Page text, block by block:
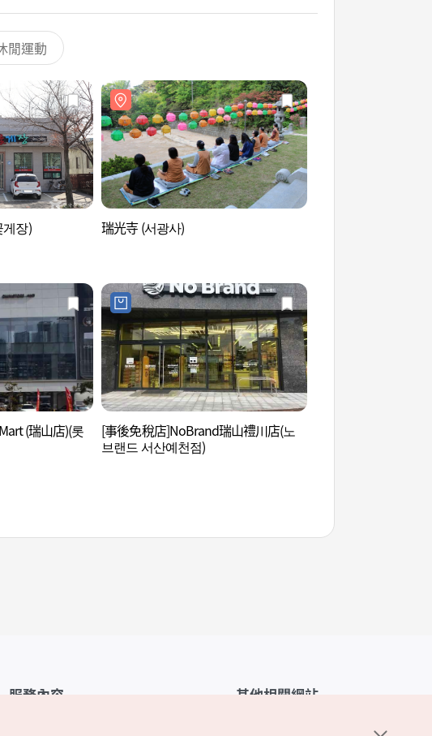
閒運動
장) 瑞光寺 (서광사)
(瑞山店)(롯
[事後免稅店]NoBrand瑞山禮川店(노
브랜드 서산예천점)
服務內容 其他相關網站